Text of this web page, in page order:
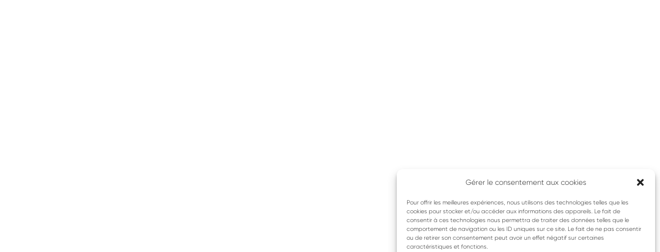
Gérer le consentement aux cookies
Pour offrir les meilleures expériences, nous utilisons des technologies telles que les
cookies pour stocker et/ou accéder aux informations des appareils. Le fait de
consentir à ces technologies nous permettra de traiter des données telles que le
comportement de navigation ou les ID uniques sur ce site. Le fait de ne pas consentir
ou de retirer son consentement peut avoir un effet négatif sur certaines
caractéristiques et fonctions.